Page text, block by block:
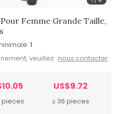
Femme Grande Taille,
1
veuillez nous contacter
US$9.72
≥ 36 pieces